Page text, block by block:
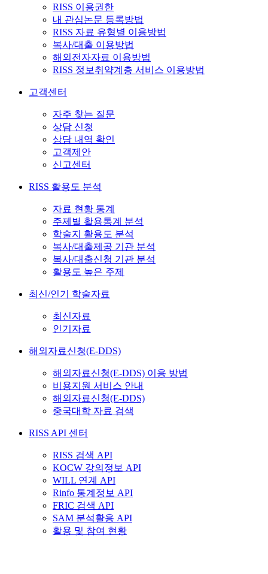
RISS 이용권한
내 관심논문 등록방법
RISS 자료 유형별 이용방법
복사/대출 이용방법
해외전자자료 이용방법
RISS 정보취약계층 서비스 이용방법
고객센터
자주 찾는 질문
상담 신청
상담 내역 확인
고객제안
신고센터
RISS 활용도 분석
자료 현황 통계
주제별 활용통계 분석
학술지 활용도 분석
복사/대출제공 기관 분석
복사/대출신청 기관 분석
활용도 높은 주제
최신/인기 학술자료
최신자료
인기자료
해외자료신청(E-DDS)
해외자료신청(E-DDS) 이용 방법
비용지원 서비스 안내
해외자료신청(E-DDS)
중국대학 자료 검색
RISS API 센터
RISS 검색 API
KOCW 강의정보 API
WILL 연계 API
Rinfo 통계정보 API
FRIC 검색 API
SAM 분석활용 API
활용 및 참여 현황